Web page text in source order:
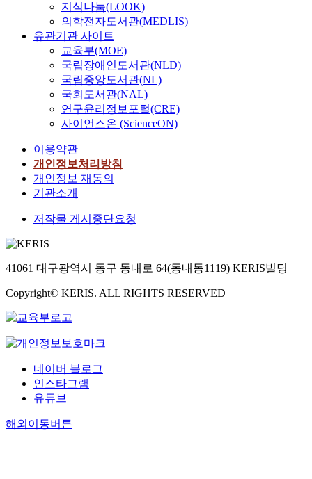
지식나눔(LOOK)
의학전자도서관(MEDLIS)
유관기관 사이트
교육부(MOE)
국립장애인도서관(NLD)
국립중앙도서관(NL)
국회도서관(NAL)
연구윤리정보포털(CRE)
사이언스온 (ScienceON)
이용약관
개인정보처리방침
개인정보 재동의
기관소개
저작물 게시중단요청
41061 대구광역시 동구 동내로 64(동내동1119) KERIS빌딩
Copyright© KERIS. ALL RIGHTS RESERVED
네이버 블로그
인스타그램
유튜브
해외이동버튼